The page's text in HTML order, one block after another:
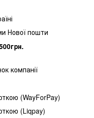
Нової пошти
компанії
(WayForPay)
(Liqpay)